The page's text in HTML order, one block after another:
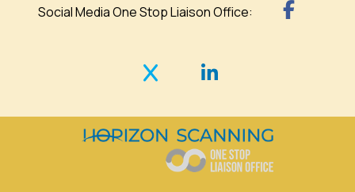
Social Media One Stop Liaison Office: